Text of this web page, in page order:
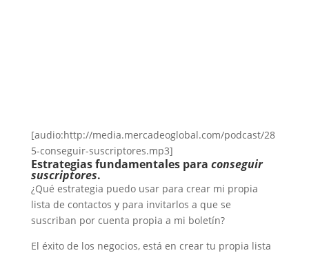
[audio:http://media.mercadeoglobal.com/podcast/28
5-conseguir-suscriptores.mp3]
Estrategias fundamentales para conseguir
suscriptores.
¿Qué estrategia puedo usar para crear mi propia
lista de contactos y para invitarlos a que se
suscriban por cuenta propia a mi boletín?
El éxito de los negocios, está en crear tu propia lista